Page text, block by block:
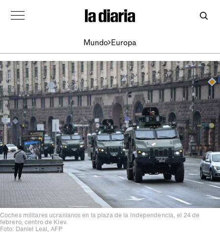
Mundo Europa
Coches militares ucranianos en la plaza de la Independencia, el 24 de
febrero, centro de Kiev.
Foto: Daniel Leal, AFP